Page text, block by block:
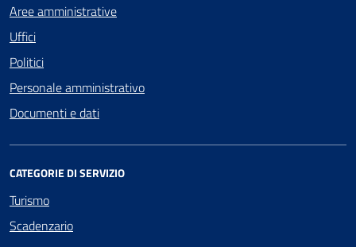
Aree amministrative
Uffici
Politici
Personale amministrativo
Documenti e dati
CATEGORIE DI SERVIZIO
Turismo
Scadenzario